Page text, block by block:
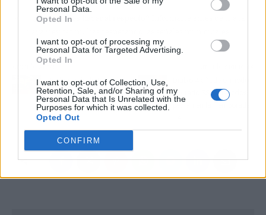
Personal Data.
Opted In
I want to opt-out of processing my
Personal Data for Targeted Advertising.
Opted In
I want to opt-out of Collection, Use,
Retention, Sale, and/or Sharing of my
Personal Data that Is Unrelated with the
Purposes for which it was collected.
Opted Out
CONFIRM
¿Qué puedes hacer al respecto?
Artículo anterior
Huelga en bibliotecas
catalanas: los viernes y
sábados a partir del 5 de
junio
solitario SSF que todos